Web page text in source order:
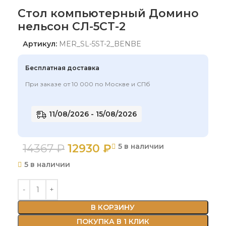
Стол компьютерный Домино
нельсон СЛ-5СТ-2
Артикул: MER_SL-5ST-2_BENBE
Бесплатная доставка
При заказе от 10 000 по Москве и СПб
11/08/2026 - 15/08/2026
14367₽ 12930 ₽
5 в наличии
5 в наличии
В КОРЗИНУ
ПОКУПКА В 1 КЛИК